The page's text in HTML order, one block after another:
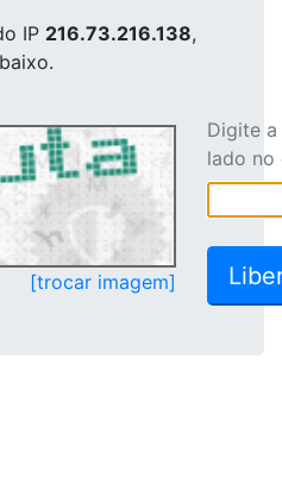
IP 216.73.216.138,
[trocar imagem]
Digite
lado no